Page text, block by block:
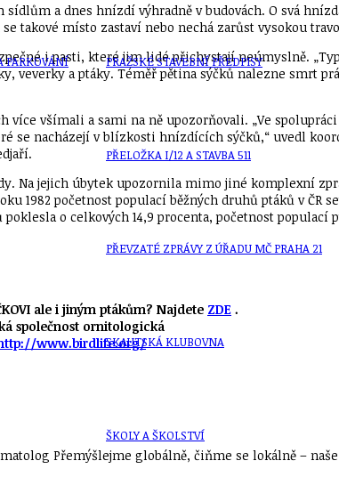
PARKOVÁNÍ PRAŽSKÉ STAVEBNÍ PŘEDPISY
PŘELOŽKA I/12 A STAVBA 511
PŘEVZATÉ ZPRÁVY Z ÚŘADU MČ PRAHA 21
SKAUTSKÁ KLUBOVNA
ŠKOLY A ŠKOLSTVÍ
a dnes hnízdí výhradně v budovách. O svá
takové místo zastaví nebo nechá zarůst vysokou
i pasti, které jim lidé přichystají neúmyslně.
veverky a ptáky. Téměř pětina sýčků nalezne smrt
všímali a sami na ně upozorňovali. „Ve
nacházejí v blízkosti hnízdících sýčků,“ uvedl
Na jejich úbytek upozornila mimo jiné komplexní
1982 početnost populací běžných druhů ptáků v ČR
o celkových 14,9 procenta, početnost populací
ale i jiným ptákům? Najdete ZDE .
společnost ornitologická
www.birdlife.org/
Přemýšlejme globálně, čiňme se lokálně –